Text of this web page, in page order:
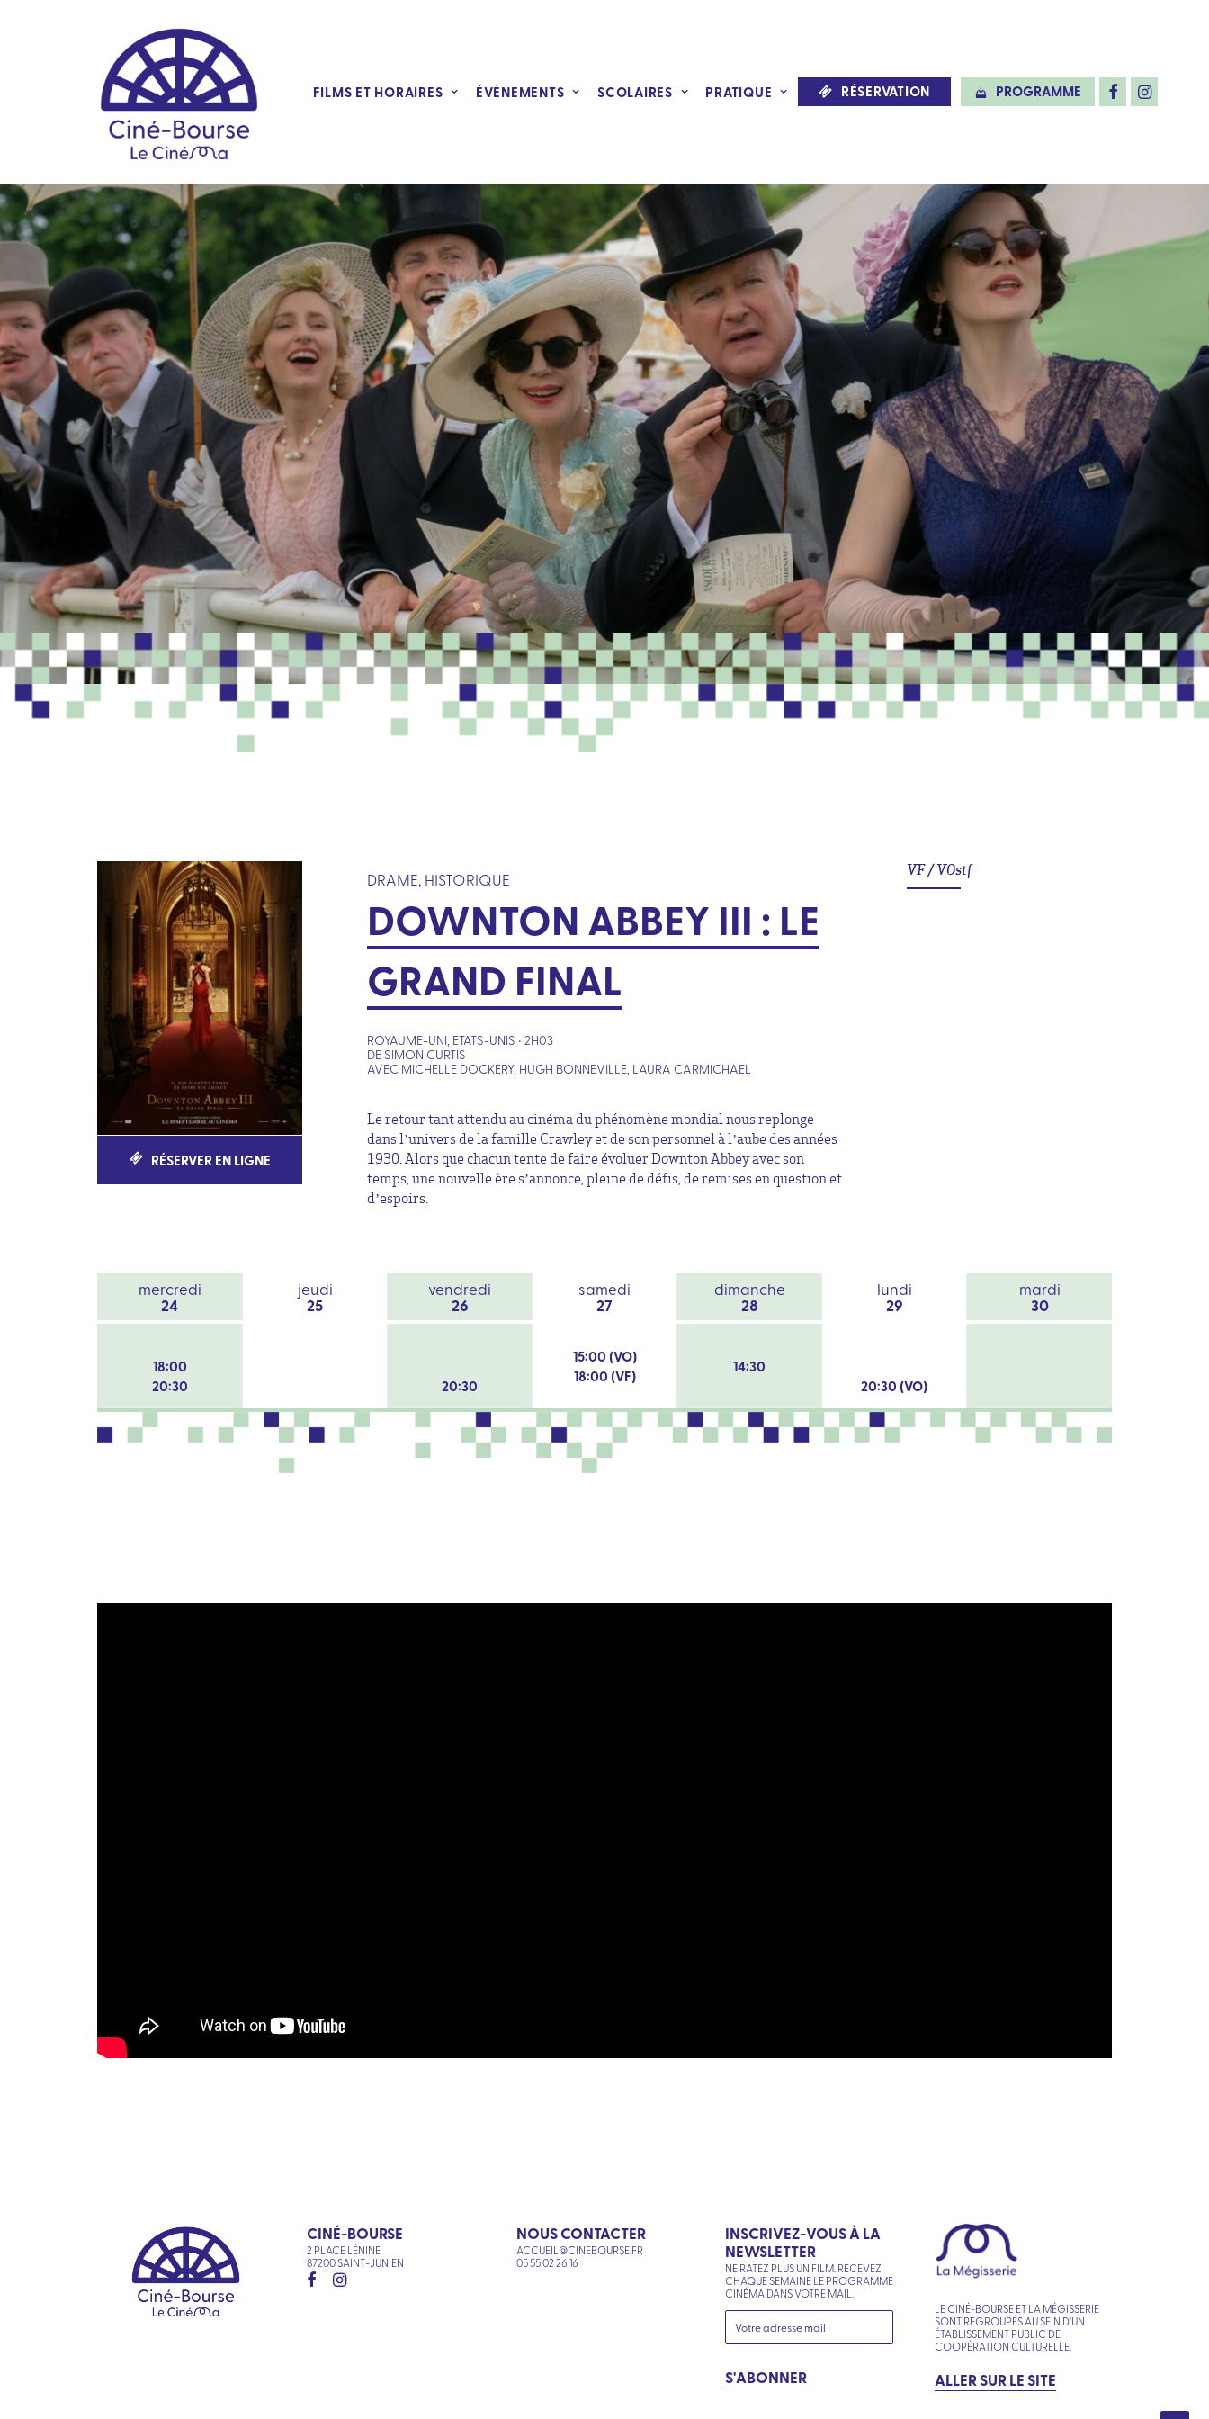
FILMS ET HORAIRES ÉVÉNEMENTS SCOLAIRES PRATIQUE RÉSERVATION PROGRAMME
RÉSERVER EN LIGNE
DRAME, HISTORIQUE
DOWNTON ABBEY III : LE
GRAND FINAL
ROYAUME-UNI, ETATS-UNIS • 2H03
DE SIMON CURTIS
AVEC MICHELLE DOCKERY, HUGH BONNEVILLE, LAURA CARMICHAEL
Le retour tant attendu au cinéma du phénomène mondial nous replonge
dans l’univers de la famille Crawley et de son personnel à l’aube des années
1930. Alors que chacun tente de faire évoluer Downton Abbey avec son
temps, une nouvelle ère s’annonce, pleine de défis, de remises en question et
d’espoirs.
VF / VOstf
mercredi
24
jeudi
25
vendredi
26
samedi
27
dimanche
28
lundi
29
mardi
30
18:00
20:30
20:30
15:00 (VO)
18:00 (VF)
14:30
20:30 (VO)
CINÉ-BOURSE
2 PLACE LÉNINE
87200 SAINT-JUNIEN
NOUS CONTACTER
ACCUEIL@CINEBOURSE.FR
05 55 02 26 16
INSCRIVEZ-VOUS À LA
NEWSLETTER
NE RATEZ PLUS UN FILM. RECEVEZ
CHAQUE SEMAINE LE PROGRAMME
CINÉMA DANS VOTRE MAIL.
S'ABONNER
LE CINÉ-BOURSE ET LA MÉGISSERIE
SONT REGROUPÉS AU SEIN D’UN
ÉTABLISSEMENT PUBLIC DE
COOPÉRATION CULTURELLE.
ALLER SUR LE SITE